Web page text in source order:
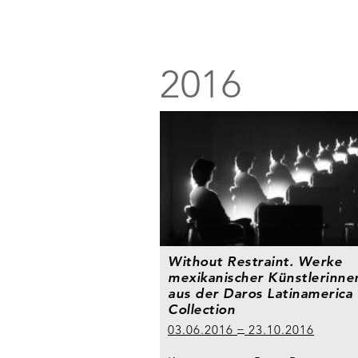
2016
Without Restraint. Werke
mexikanischer
aus der Daros Latinamerica
Collection
03.06.2016 23.10.2016